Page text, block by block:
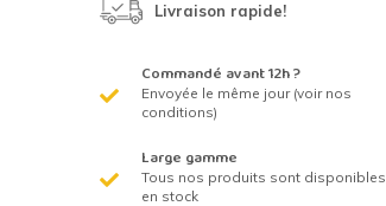
Livraison rapide!
Commandé avant 12h ?
Envoyée le même jour (voir nos
conditions)
Large gamme
Tous nos produits sont disponibles
en stock